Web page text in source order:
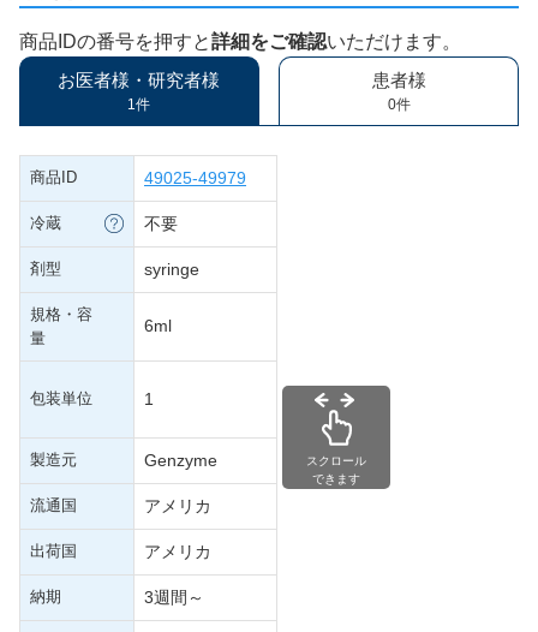
商品IDの番号を押すと詳細をご確認いただけます。
お医者様・研究者様
1件
患者様
0件
商品ID 49025-49979
冷蔵 不要
剤型 syringe
規格・容
量
6ml
包装単位 1
製造元 Genzyme
流通国 アメリカ
出荷国 アメリカ
納期 3週間～
スクロール
できます